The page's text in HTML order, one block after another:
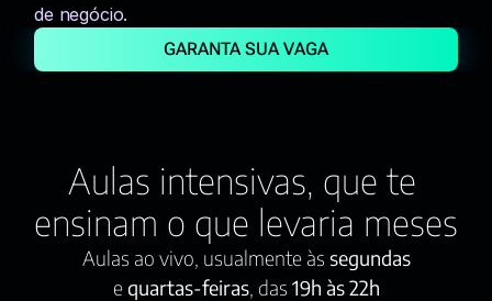
de negócio.
GARANTA SUA VAGA
Aulas intensivas, que te
ensinam o que levaria meses
Aulas ao vivo, usualmente às segundas
e quartas-feiras, das 19h às 22h